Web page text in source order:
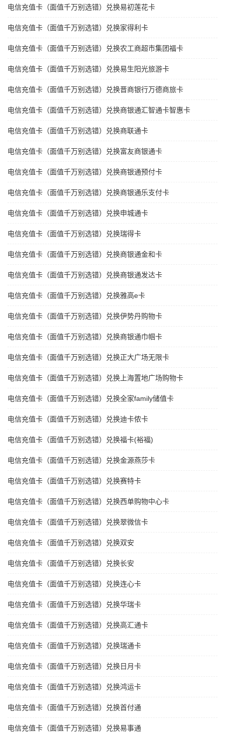
电信充值卡（面值千万别选错）兑换易初莲花卡
电信充值卡（面值千万别选错）兑换家得利卡
电信充值卡（面值千万别选错）兑换农工商超市集团福卡
电信充值卡（面值千万别选错）兑换易生阳光旅游卡
电信充值卡（面值千万别选错）兑换晋商银行万德商旅卡
电信充值卡（面值千万别选错）兑换商银通汇智通卡智惠卡
电信充值卡（面值千万别选错）兑换商联通卡
电信充值卡（面值千万别选错）兑换富友商银通卡
电信充值卡（面值千万别选错）兑换商银通预付卡
电信充值卡（面值千万别选错）兑换商银通乐支付卡
电信充值卡（面值千万别选错）兑换申城通卡
电信充值卡（面值千万别选错）兑换瑞得卡
电信充值卡（面值千万别选错）兑换商银通金和卡
电信充值卡（面值千万别选错）兑换商银通发达卡
电信充值卡（面值千万别选错）兑换雅高e卡
电信充值卡（面值千万别选错）兑换伊势丹购物卡
电信充值卡（面值千万别选错）兑换商银通巾帼卡
电信充值卡（面值千万别选错）兑换正大广场无限卡
电信充值卡（面值千万别选错）兑换上海置地广场购物卡
电信充值卡（面值千万别选错）兑换全家family储值卡
电信充值卡（面值千万别选错）兑换迪卡侬卡
电信充值卡（面值千万别选错）兑换福卡(裕福)
电信充值卡（面值千万别选错）兑换金源燕莎卡
电信充值卡（面值千万别选错）兑换赛特卡
电信充值卡（面值千万别选错）兑换西单购物中心卡
电信充值卡（面值千万别选错）兑换翠微信卡
电信充值卡（面值千万别选错）兑换双安
电信充值卡（面值千万别选错）兑换长安
电信充值卡（面值千万别选错）兑换连心卡
电信充值卡（面值千万别选错）兑换华瑞卡
电信充值卡（面值千万别选错）兑换高汇通卡
电信充值卡（面值千万别选错）兑换瑞通卡
电信充值卡（面值千万别选错）兑换日月卡
电信充值卡（面值千万别选错）兑换鸿运卡
电信充值卡（面值千万别选错）兑换首付通
电信充值卡（面值千万别选错）兑换易事通